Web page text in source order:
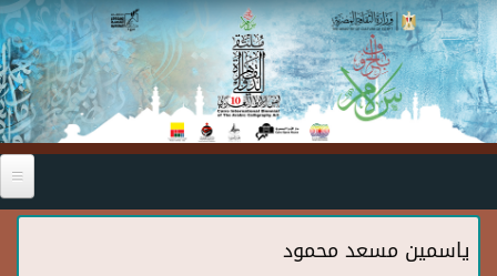
Skip to main content
ياسمين مسعد محمود